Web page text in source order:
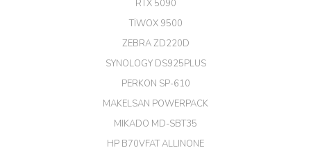
EROL ÇAKMAK | 26/12/2025
Diğer yorumları göster
RTX 5090
TİWOX 9500
ZEBRA ZD220D
SYNOLOGY DS925PLUS
PERKON SP-610
MAKELSAN POWERPACK
MIKADO MD-SBT35
HP B70VFAT ALLINONE